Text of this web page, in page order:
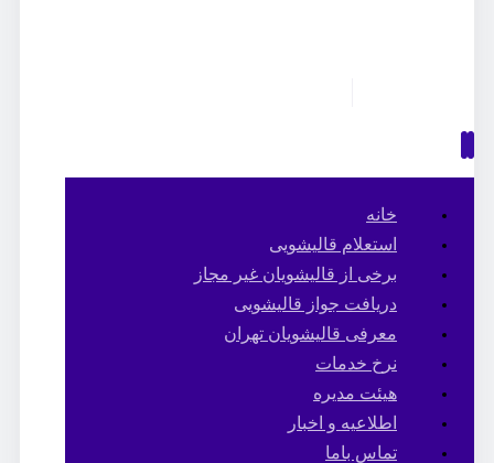
خانه
استعلام قالیشویی
برخی از قالیشویان غیر مجاز
دریافت جواز قالیشویی
معرفی قالیشویان تهران
نرخ خدمات
هیئت مدیره
اطلاعیه و اخبار
تماس باما